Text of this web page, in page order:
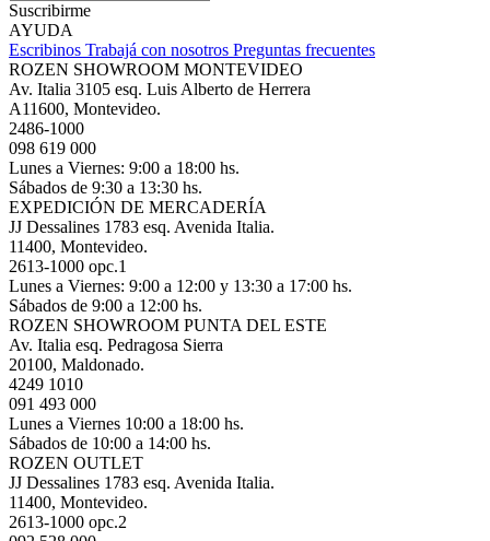
Suscribirme
AYUDA
Escribinos Trabajá con nosotros Preguntas frecuentes
ROZEN SHOWROOM MONTEVIDEO
Av. Italia 3105 esq. Luis Alberto de Herrera
A11600, Montevideo.
2486-1000
098 619 000
Lunes a Viernes: 9:00 a 18:00 hs.
Sábados de 9:30 a 13:30 hs.
EXPEDICIÓN DE MERCADERÍA
JJ Dessalines 1783 esq. Avenida Italia.
11400, Montevideo.
2613-1000 opc.1
Lunes a Viernes: 9:00 a 12:00 y 13:30 a 17:00 hs.
Sábados de 9:00 a 12:00 hs.
ROZEN SHOWROOM PUNTA DEL ESTE
Av. Italia esq. Pedragosa Sierra
20100, Maldonado.
4249 1010
091 493 000
Lunes a Viernes 10:00 a 18:00 hs.
Sábados de 10:00 a 14:00 hs.
ROZEN OUTLET
JJ Dessalines 1783 esq. Avenida Italia.
11400, Montevideo.
2613-1000 opc.2